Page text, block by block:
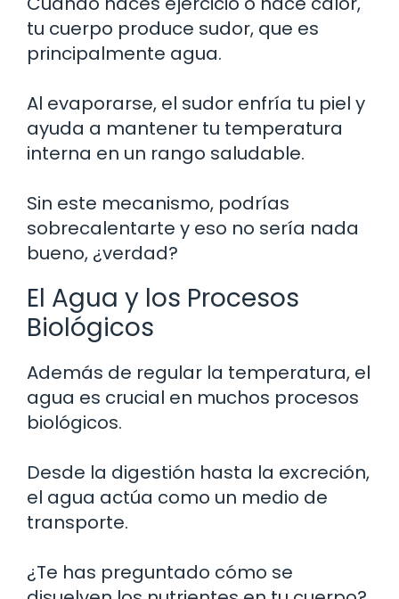
tu cuerpo produce sudor, que es
principalmente agua.
Al evaporarse, el sudor enfría tu piel y
ayuda a mantener tu temperatura
interna en un rango saludable.
Sin este mecanismo, podrías
sobrecalentarte y eso no sería nada
bueno, ¿verdad?
El Agua y los Procesos
Biológicos
Además de regular la temperatura, el
agua es crucial en muchos procesos
biológicos.
Desde la digestión hasta la excreción,
el agua actúa como un medio de
transporte.
¿Te has preguntado cómo se